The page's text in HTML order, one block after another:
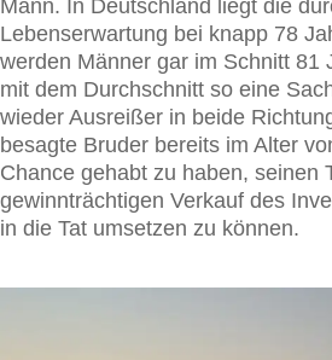
Mann. In Deutschland liegt die
Lebenserwartung bei knapp 78
werden Männer gar im Schnitt 81
mit dem Durchschnitt so eine
wieder Ausreißer in beide
besagte Bruder bereits im Alter
Chance gehabt zu haben, seinen
gewinnträchtigen Verkauf des
in die Tat umsetzen zu können.